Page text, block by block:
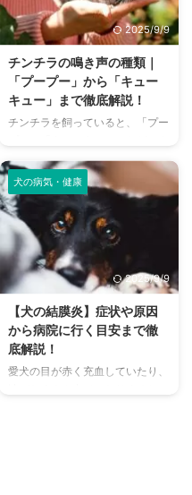
2025/9/9
チンチラの鳴き声の種類｜
「プープー」から「キュー
キュー」まで徹底解説！
チンチラを飼っていると、「プー
まざまな鳴き声が聞こえてくるこ
とがありますよね。 チンチラは
犬や猫のように鳴き声で感情を表
現するため、その鳴き声の意味を
理解することは、愛チンチラとの
関係を深める上で非常に大切で
す。 この記事では、チンチラの
代表的な鳴き声の種類とその意味
鳴き声からわかるストレスや病気
のサイン、チンチラが鳴く理由を
理解して良好な関係を築くための
ヒントもご紹介します。 この記
犬の病気・健康
2025/9/9
【犬の結膜炎】症状や原因
から病院に行く目安まで徹
底解説！
愛犬の目が赤く充血していたり、